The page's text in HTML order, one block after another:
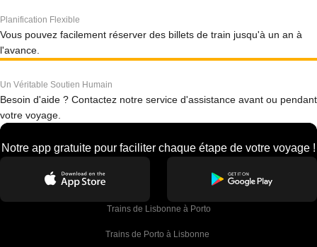
Planification Flexible
Vous pouvez facilement réserver des billets de train jusqu'à un an à
l'avance.
Un Véritable Soutien Humain
Besoin d'aide ? Contactez notre service d'assistance avant ou pendant
votre voyage.
Notre app gratuite pour faciliter chaque étape de votre voyage !
Trains de Lisbonne à Porto
Trains de Porto à Lisbonne